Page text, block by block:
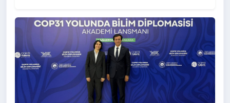
Yardımcısı Prof. Dr. Murat Kurt eşlik etti.